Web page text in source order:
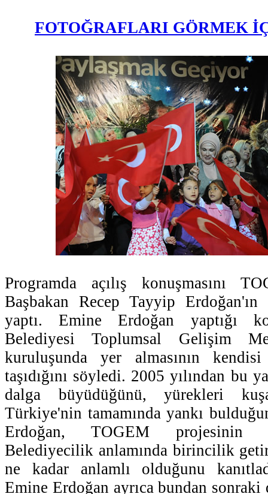
FOTOĞRAFLARI GÖRMEK
Programda açılış konuşmasını
Başbakan Recep Tayyip
yaptı. Emine Erdoğan yaptığı
Belediyesi Toplumsal Gelişim
kuruluşunda yer almasının
taşıdığını söyledi. 2005 yılından bu
dalga büyüdüğünü, yürekleri
Türkiye'nin tamamında yankı
Erdoğan, TOGEM projesinin
Belediyecilik anlamında birincilik
ne kadar anlamlı olduğunu
Emine Erdoğan ayrıca bundan